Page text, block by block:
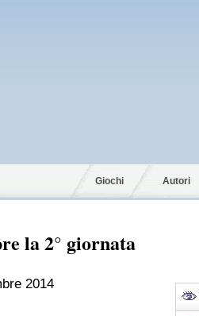
Giochi Autori
la 2° giornata
2014